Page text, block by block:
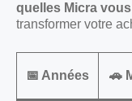
quelles Micra
transformer votre
📅 Années 🚗